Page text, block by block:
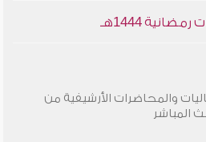
1444هـ
والمحاضرات الأرشيفية من
المباشر